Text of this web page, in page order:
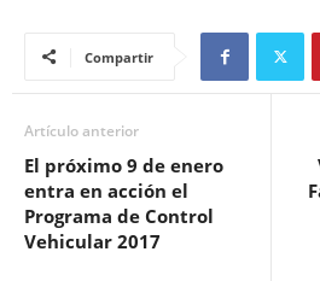
Compartir
Artículo anterior
El próximo 9 de enero
entra en acción el
Programa de Control
Vehicular 2017